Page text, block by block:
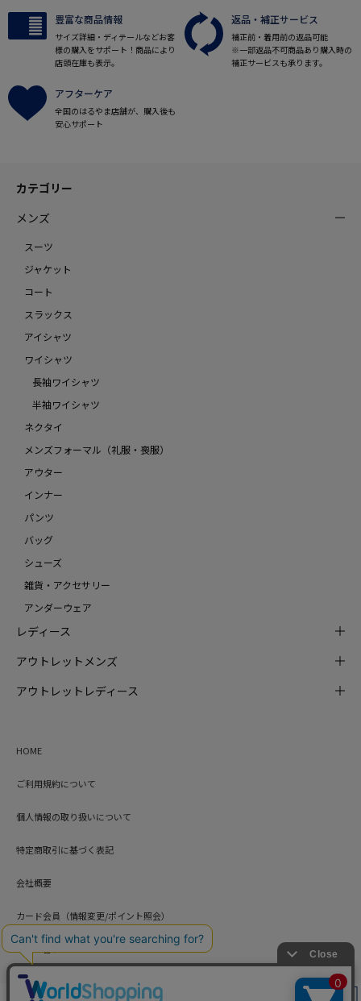
絞り込み
豊富な商品情報
サイズ詳細・ディテールなどお客
様の購入をサポート！商品により
店頭在庫も表示。
返品・補正サービス
補正前・着用前の返品可能
※一部返品不可商品あり購入時の
補正サービスも承ります。
アフターケア
全国のはるやま店舗が、購入後も
安心サポート
カテゴリー
メンズ
スーツ
ジャケット
コート
スラックス
アイシャツ
ワイシャツ
長袖ワイシャツ
半袖ワイシャツ
ネクタイ
メンズフォーマル（礼服・喪服）
アウター
インナー
パンツ
バッグ
シューズ
雑貨・アクセサリー
アンダーウェア
レディース
アウトレットメンズ
アウトレットレディース
HOME
ご利用規約について
個人情報の取り扱いについて
特定商取引に基づく表記
会社概要
カード会員（情報変更/ポイント照会）